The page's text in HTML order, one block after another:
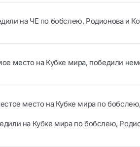
на ЧЕ по бобслею, Родионова и
место на Кубке мира, победили
место на Кубке мира по
на Кубке мира по бобслею,